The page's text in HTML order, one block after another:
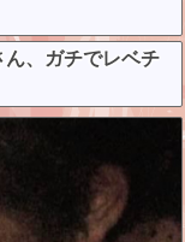
ん、ガチでレベチ